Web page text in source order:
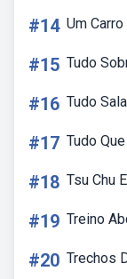
#14 Um
#15 Tudo
#16 Tudo
#17 Tudo
#18 Tsu Chu
#19 Treino
#20 Trechos